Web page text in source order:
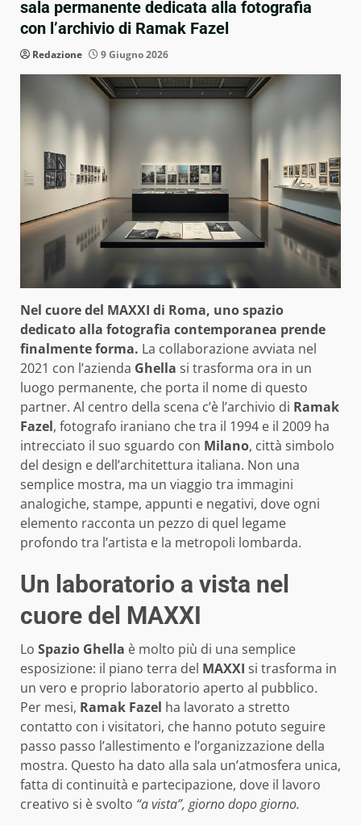
sala permanente dedicata alla fotografia
con l’archivio di Ramak Fazel
Redazione 9 Giugno 2026
Nel cuore del MAXXI di Roma, uno spazio
dedicato alla fotografia contemporanea prende
finalmente forma. La collaborazione avviata nel
2021 con l’azienda Ghella si trasforma ora in un
luogo permanente, che porta il nome di questo
partner. Al centro della scena c’è l’archivio di Ramak
Fazel, fotografo iraniano che tra il 1994 e il 2009 ha
intrecciato il suo sguardo con Milano, città simbolo
del design e dell’architettura italiana. Non una
semplice mostra, ma un viaggio tra immagini
analogiche, stampe, appunti e negativi, dove ogni
elemento racconta un pezzo di quel legame
profondo tra l’artista e la metropoli lombarda.
Un laboratorio a vista nel
cuore del MAXXI
Lo Spazio Ghella è molto più di una semplice
esposizione: il piano terra del MAXXI si trasforma in
un vero e proprio laboratorio aperto al pubblico.
Per mesi, Ramak Fazel ha lavorato a stretto
contatto con i visitatori, che hanno potuto seguire
passo passo l’allestimento e l’organizzazione della
mostra. Questo ha dato alla sala un’atmosfera unica,
fatta di continuità e partecipazione, dove il lavoro
creativo si è svolto “a vista”, giorno dopo giorno.